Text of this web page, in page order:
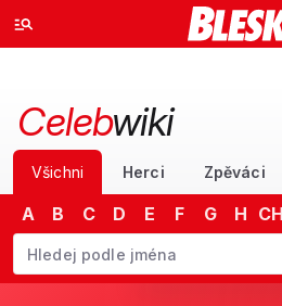
Celebwiki
Všichni Herci Zpěváci
A B C D E F G H CH
Začněte psát jméno. Šipkami dolů a